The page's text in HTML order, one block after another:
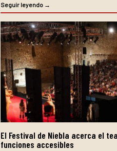
Seguir leyendo →
El Festival de Niebla acerca el
funciones accesibles